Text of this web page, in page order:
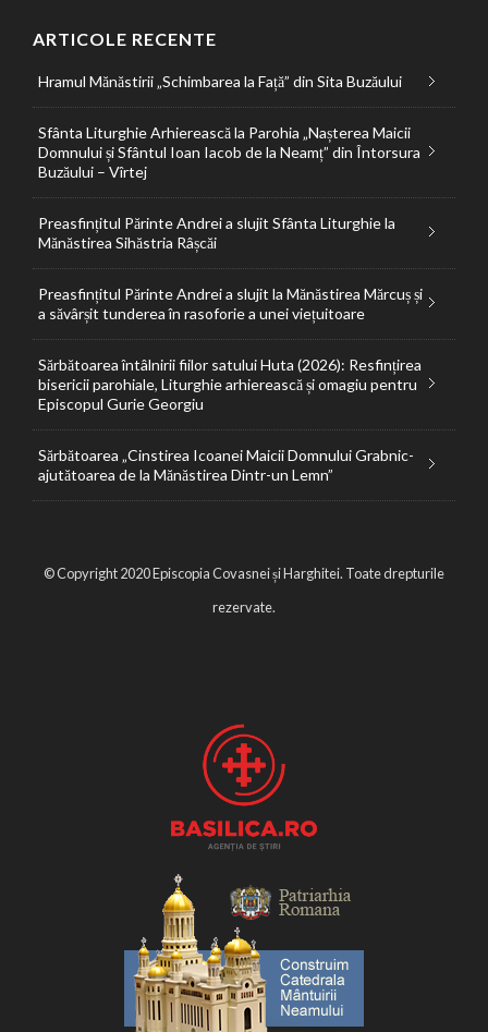
ARTICOLE RECENTE
Hramul Mănăstirii „Schimbarea la Față” din Sita Buzăului
Sfânta Liturghie Arhierească la Parohia „Nașterea Maicii
Domnului și Sfântul Ioan Iacob de la Neamț” din Întorsura
Buzăului – Vîrtej
Preasfințitul Părinte Andrei a slujit Sfânta Liturghie la
Mănăstirea Sihăstria Râșcăi
Preasfințitul Părinte Andrei a slujit la Mănăstirea Mărcuș și
a săvârșit tunderea în rasoforie a unei viețuitoare
Sărbătoarea întâlnirii fiilor satului Huta (2026): Resfințirea
bisericii parohiale, Liturghie arhierească și omagiu pentru
Episcopul Gurie Georgiu
Sărbătoarea „Cinstirea Icoanei Maicii Domnului Grabnic-
ajutătoarea de la Mănăstirea Dintr-un Lemn”
© Copyright 2020 Episcopia Covasnei și Harghitei. Toate drepturile
rezervate.